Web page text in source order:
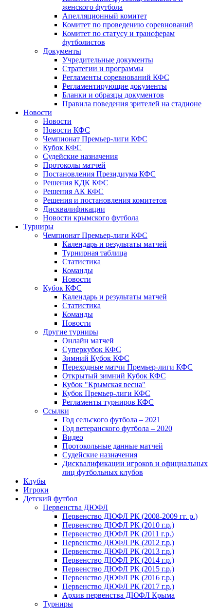
женского футбола
Апелляционный комитет
Комитет по проведению соревнований
Комитет по статусу и трансферам
футболистов
Документы
Учредительные документы
Стратегии и программы
Регламенты соревнований КФС
Регламентирующие документы
Бланки и образцы документов
Правила поведения зрителей на стадионе
Новости
Новости
Новости КФС
Чемпионат Премьер-лиги КФС
Кубок КФС
Судейские назначения
Протоколы матчей
Постановления Президиума КФС
Решения КДК КФС
Решения АК КФС
Решения и постановления комитетов
Дисквалификации
Новости крымского футбола
Турниры
Чемпионат Премьер-лиги КФС
Календарь и результаты матчей
Турнирная таблица
Статистика
Команды
Новости
Кубок КФС
Календарь и результаты матчей
Статистика
Команды
Новости
Другие турниры
Онлайн матчей
Суперкубок КФС
Зимний Кубок КФС
Переходные матчи Премьер-лиги КФС
Открытый зимний Кубок КФС
Кубок "Крымская весна"
Кубок Премьер-лиги КФС
Регламенты турниров КФС
Ссылки
Год сельского футбола – 2021
Год ветеранского футбола – 2020
Видео
Протокольные данные матчей
Судейские назначения
Дисквалификации игроков и официальных
лиц футбольных клубов
Клубы
Игроки
Детский футбол
Первенства ДЮФЛ
Первенство ДЮФЛ РК (2008-2009 гг. р.)
Первенство ДЮФЛ РК (2010 г.р.)
Первенство ДЮФЛ РК (2011 г.р.)
Первенство ДЮФЛ РК (2012 г.р.)
Первенство ДЮФЛ РК (2013 г.р.)
Первенство ДЮФЛ РК (2014 г.р.)
Первенство ДЮФЛ РК (2015 г.р.)
Первенство ДЮФЛ РК (2016 г.р.)
Первенство ДЮФЛ РК (2017 г.р.)
Архив первенства ДЮФЛ Крыма
Турниры